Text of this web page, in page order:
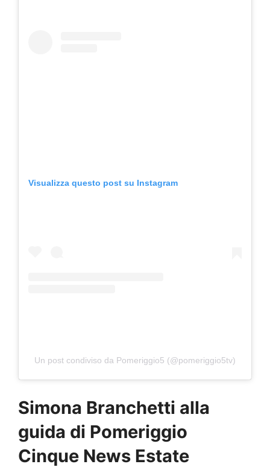
Visualizza questo post su Instagram
Un post condiviso da Pomeriggio5 (@pomeriggio5tv)
Simona Branchetti alla
guida di Pomeriggio
Cinque News Estate